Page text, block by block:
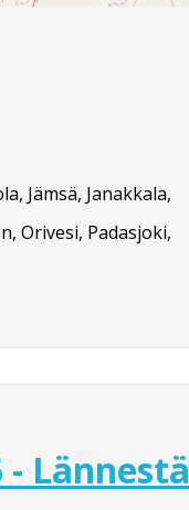
Jämsä, Janakkala,
Orivesi, Padasjoki,
- Lännestä